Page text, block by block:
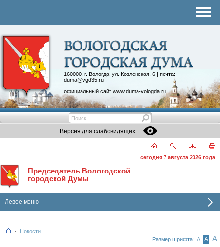
160000, г. Вологда, ул. Козленская, 6 | почта:
duma@vgd35.ru
официальный сайт www.duma-vologda.ru
Контакты
Депутатские объединения
Версия для слабовидящих
сегодня 7 августа 2026 года
Председатель Вологодской
городской Думы
Левое меню
Новости
Размер шрифта: А А А